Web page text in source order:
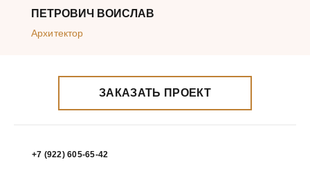
ПЕТРОВИЧ ВОИСЛАВ
Архитектор
ЗАКАЗАТЬ ПРОЕКТ
+7 (922) 605-65-42